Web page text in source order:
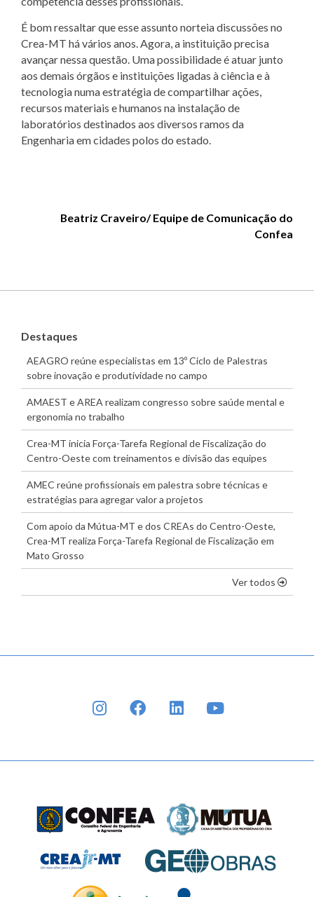
É bom ressaltar que esse assunto norteia discussões no
Crea-MT há vários anos. Agora, a instituição precisa
avançar nessa questão. Uma possibilidade é atuar junto
aos demais órgãos e instituições ligadas à ciência e à
tecnologia numa estratégia de compartilhar ações,
recursos materiais e humanos na instalação de
laboratórios destinados aos diversos ramos da
Engenharia em cidades polos do estado.
Beatriz Craveiro/ Equipe de Comunicação do
Confea
Destaques
AEAGRO reúne especialistas em 13º Ciclo de Palestras
sobre inovação e produtividade no campo
AMAEST e AREA realizam congresso sobre saúde mental e
ergonomia no trabalho
Crea-MT inicia Força-Tarefa Regional de Fiscalização do
Centro-Oeste com treinamentos e divisão das equipes
AMEC reúne profissionais em palestra sobre técnicas e
estratégias para agregar valor a projetos
Com apoio da Mútua-MT e dos CREAs do Centro-Oeste,
Crea-MT realiza Força-Tarefa Regional de Fiscalização em
Mato Grosso
Ver todos os
INSTAGRAMFACEBOOKLINKEDIN